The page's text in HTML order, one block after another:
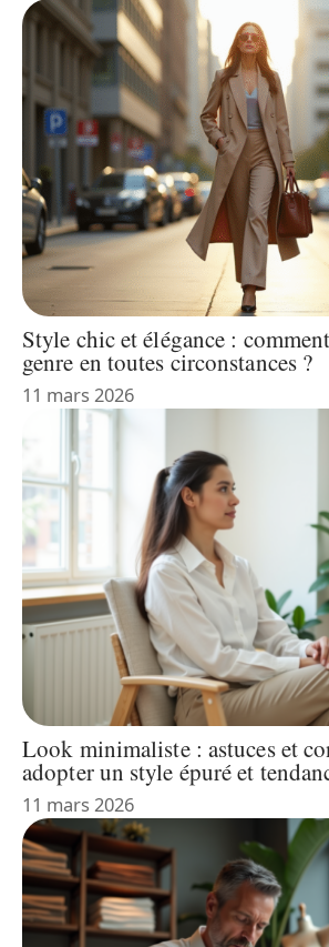
Style chic et élégance :
genre en toutes circonstances ?
11 mars 2026
Look minimaliste : astuces et
adopter un style épuré et
11 mars 2026